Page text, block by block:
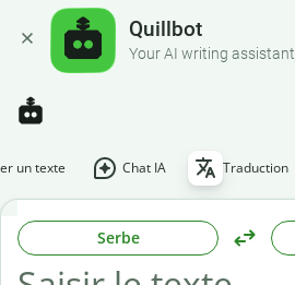
Quillbot
Your AI writing assistant
un texte Chat IA Traduction
Serbe